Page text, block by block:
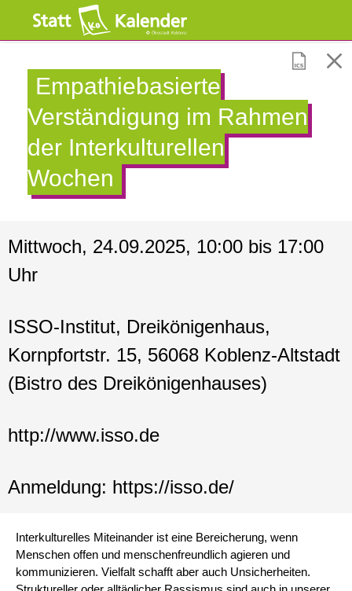
Empathiebasierte
Verständigung im Rahmen
der Interkulturellen
Wochen
Mittwoch, 24.09.2025, 10:00 bis 17:00
Uhr
ISSO-Institut, Dreikönigenhaus,
Kornpfortstr. 15, 56068 Koblenz-Altstadt
(Bistro des Dreikönigenhauses)
http://www.isso.de
Anmeldung: https://isso.de/
Interkulturelles Miteinander ist eine Bereicherung, wenn
Menschen offen und menschenfreundlich agieren und
kommunizieren. Vielfalt schafft aber auch Unsicherheiten.